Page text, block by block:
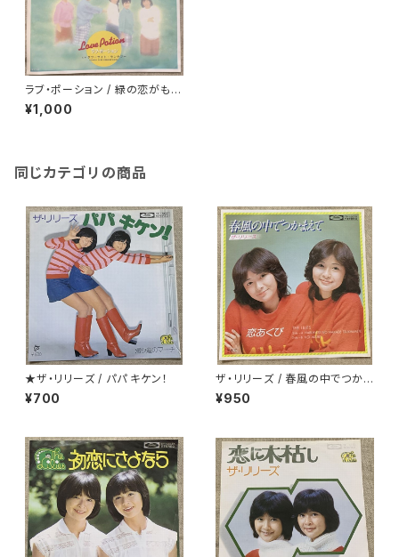
ラブ・ポーション / 緑の恋がもえ
た頃
¥1,000
同じカテゴリの商品
★ザ・リリーズ / パパ キケン！
¥700
ザ・リリーズ / 春風の中でつかま
えて
¥950